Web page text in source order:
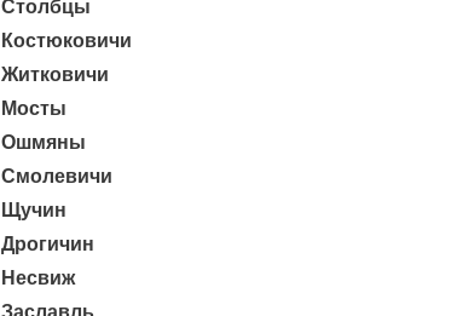
Столбцы
Костюковичи
Житковичи
Мосты
Ошмяны
Смолевичи
Щучин
Дрогичин
Несвиж